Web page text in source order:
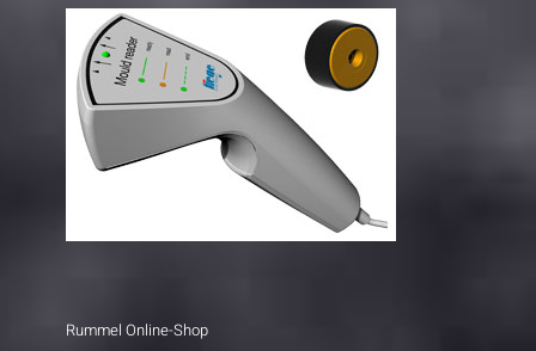
Rummel Online-Shop